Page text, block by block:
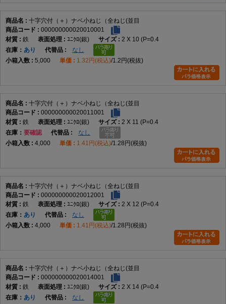
十字穴付（＋）ナベ小ねじ（全ねじ(並目
000000000020010001
鉄
ﾕﾆｸﾛ(銀)
2 X 10 (P=0.4
在庫
あり
なし
5,000
1.32円(税込) 1.2円(税抜)
十字穴付（＋）ナベ小ねじ（全ねじ(並目
000000000020011001
鉄
ﾕﾆｸﾛ(銀)
2 X 11 (P=0.4
在庫
要確認
なし
4,000
1.41円(税込) 1.28円(税抜)
十字穴付（＋）ナベ小ねじ（全ねじ(並目
000000000020012001
鉄
ﾕﾆｸﾛ(銀)
2 X 12 (P=0.4
在庫
あり
なし
4,000
1.41円(税込) 1.28円(税抜)
十字穴付（＋）ナベ小ねじ（全ねじ(並目
000000000020014001
鉄
ﾕﾆｸﾛ(銀)
2 X 14 (P=0.4
在庫
あり
なし